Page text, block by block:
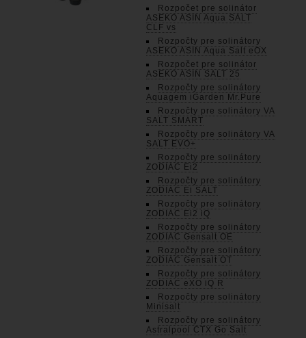
Rozpočet pre solinátor
ASEKO ASIN Aqua SALT
CLF vs
Rozpočty pre solinátory
ASEKO ASIN Aqua Salt eOX
Rozpočet pre solinátor
ASEKO ASIN SALT 25
Rozpočty pre solinátory
Aquagem iGarden Mr.Pure
Rozpočty pre solinátory VA
SALT SMART
Rozpočty pre solinátory VA
SALT EVO+
Rozpočty pre solinátory
ZODIAC Ei2
Rozpočty pre solinátory
ZODIAC Ei SALT
Rozpočty pre solinátory
ZODIAC Ei2 iQ
Rozpočty pre solinátory
ZODIAC Gensalt OE
Rozpočty pre solinátory
ZODIAC Gensalt OT
Rozpočty pre solinátory
ZODIAC eXO iQ R
Rozpočty pre solinátory
Minisalt
Rozpočty pre solinátory
Astralpool CTX Go Salt